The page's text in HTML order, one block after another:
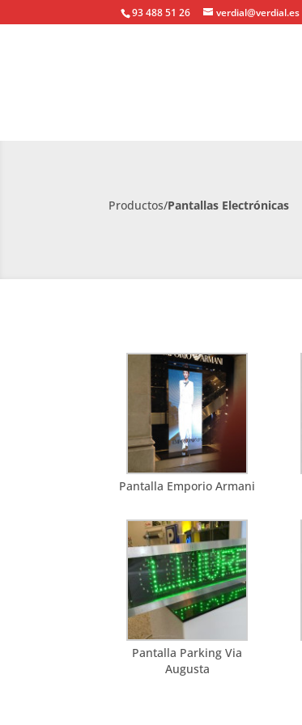
93 488 51 26 verdial@verdial.es
Productos/Pantallas Electrónicas
Pantalla Emporio Armani
Pantalla Parking Via
Augusta